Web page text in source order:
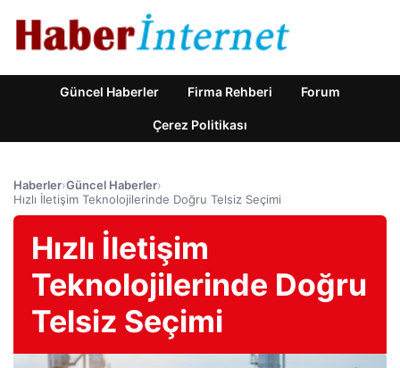
Güncel Haberler Firma Rehberi Forum
Çerez Politikası
Haberler›Güncel Haberler›
Hızlı İletişim Teknolojilerinde Doğru Telsiz Seçimi
Hızlı İletişim
Teknolojilerinde Doğru
Telsiz Seçimi